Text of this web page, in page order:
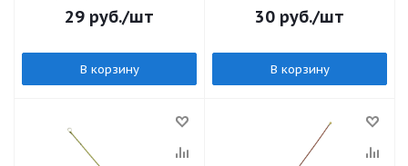
29 руб./шт
В корзину
30 руб./шт
В корзину